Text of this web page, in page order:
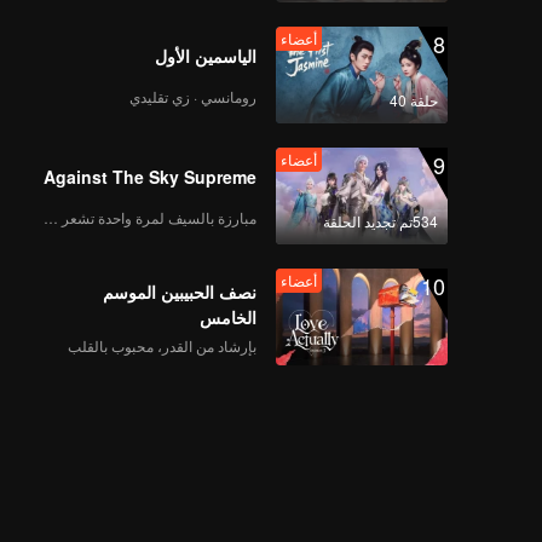
8
حلقة 40
أعضاء
الياسمين الأول
رومانسي · زي تقليدي
9
534تم تجديد الحلقة
أعضاء
Against The Sky Supreme
10 أعضاء
نصف الحبيبين الموسم
الخامس
بإرشاد من القدر، محبوب بالقلب